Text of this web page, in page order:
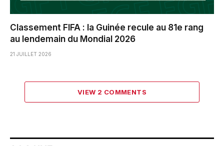
Classement FIFA : la Guinée recule au 81e rang
au lendemain du Mondial 2026
21 JUILLET 2026
VIEW 2 COMMENTS